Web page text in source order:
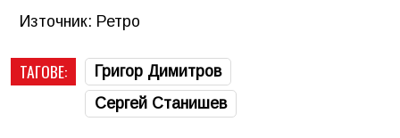
Източник: Ретро
ТАГОВЕ:
Григор Димитров
Сергей Станишев